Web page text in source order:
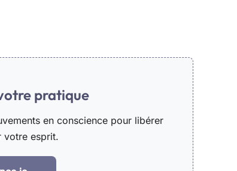
pratique
en conscience pour libérer
votre esprit.